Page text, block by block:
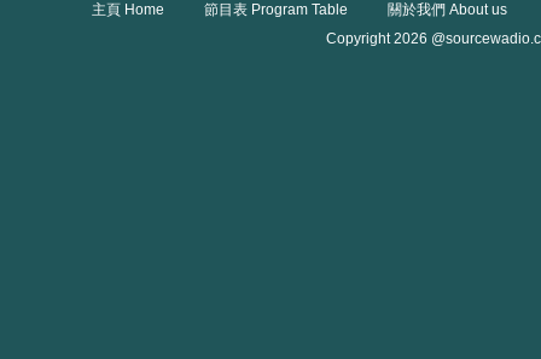
主頁 Home 節目表 Program Table
關於我們 About us
Copyright 2026